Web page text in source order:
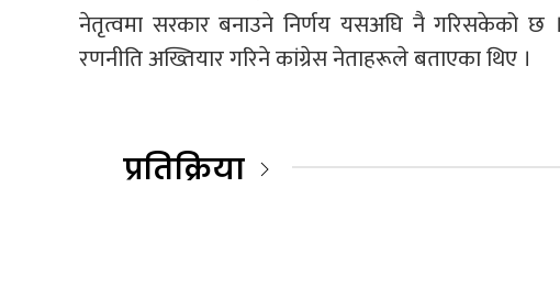
नेतृत्वमा सरकार बनाउने निर्णय यसअघि नै गरिसकेको छ ।
रणनीति अख्तियार गरिने कांग्रेस नेताहरूले बताएका थिए ।
प्रतिक्रिया